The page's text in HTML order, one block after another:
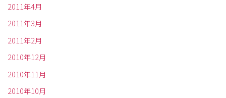
2011年4月
2011年3月
2011年2月
2010年12月
2010年11月
2010年10月